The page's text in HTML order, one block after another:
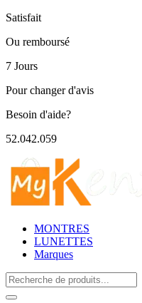
Satisfait
Ou remboursé
7 Jours
Pour changer d'avis
Besoin d'aide?
52.042.059
MONTRES
LUNETTES
Marques
Search
for: